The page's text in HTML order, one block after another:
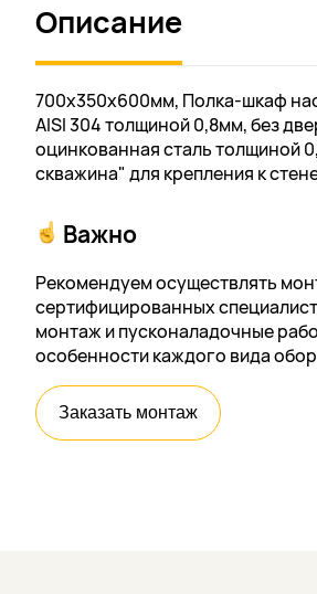
Описание
700х350х600мм, Полка-шкаф
AISI 304 толщиной 0,8мм, без
оцинкованная сталь толщиной
скважина" для крепления к
Важно
Рекомендуем осуществлять
сертифицированных
монтаж и пусконаладочные
особенности каждого вида
Заказать монтаж